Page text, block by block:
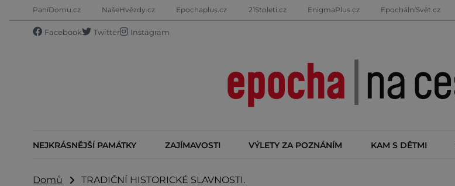
PaníDomu.cz NašeHvězdy.cz Epochaplus.cz 21Stoleti.cz EnigmaPlus.cz EpochálníSvět.cz
Facebook Twitter Instagram
NEJKRÁSNĚJŠÍ PAMÁTKY ZAJÍMAVOSTI VÝLETY ZA POZNÁNÍM KAM S DĚTMI
Domů TRADIČNÍ HISTORICKÉ SLAVNOSTI.